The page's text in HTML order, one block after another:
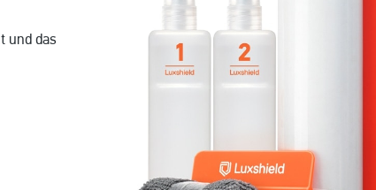
und das